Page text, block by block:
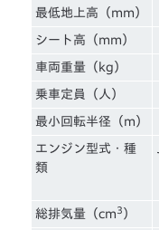
最低地上高（mm）
シート高（mm）
車両重量（kg）
乗車定員（人）
最小回転半径（m）
エンジン型式・種
類
総排気量（cm 3 ）